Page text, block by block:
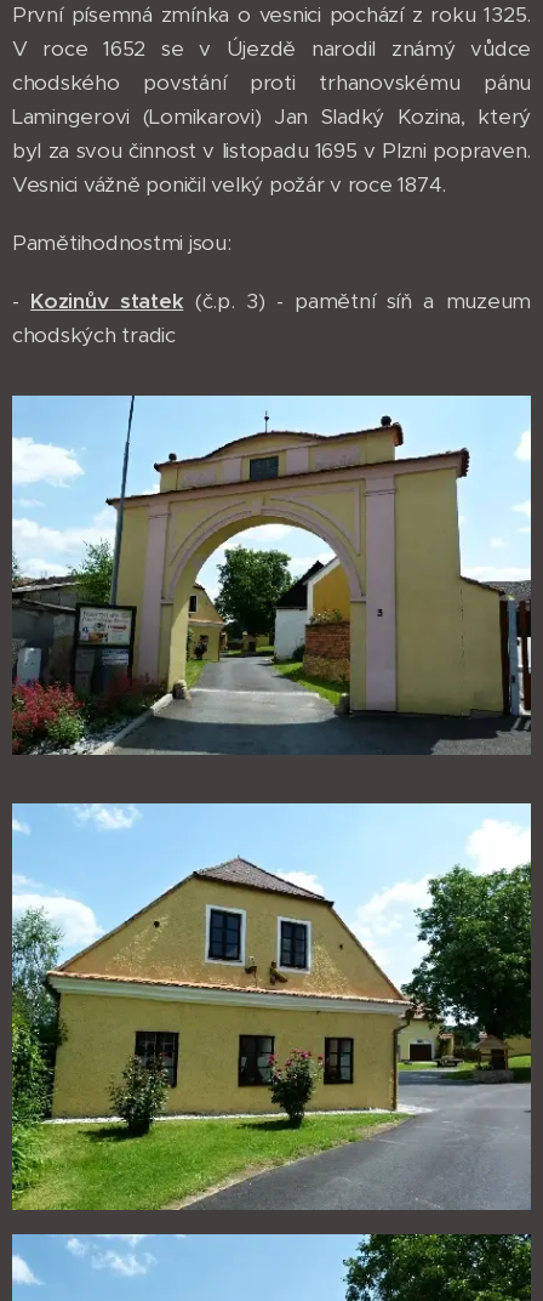
První písemná zmínka o vesnici pochází z roku 1325.
V roce 1652 se v Újezdě narodil známý vůdce
chodského povstání proti trhanovskému pánu
Lamingerovi (Lomikarovi) Jan Sladký Kozina, který
byl za svou činnost v listopadu 1695 v Plzni popraven.
Vesnici vážně poničil velký požár v roce 1874.
Pamětihodnostmi jsou:
- Kozinův statek (č.p. 3) - pamětní síň a muzeum
chodských tradic